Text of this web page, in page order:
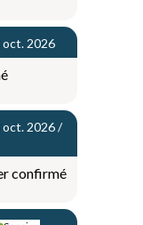
oct. 2026
oct. 2026 /
confirmé